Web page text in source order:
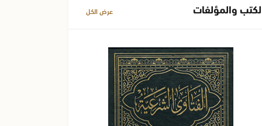
والمؤلفات عرض الكل